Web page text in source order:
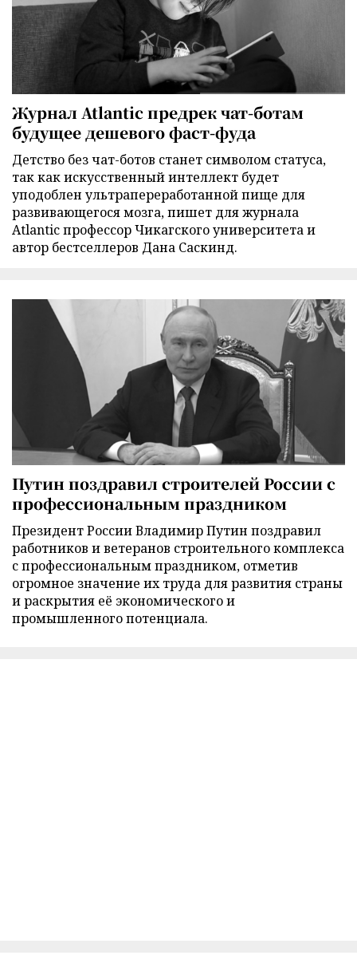
Журнал Atlantic предрек чат-ботам
будущее дешевого фаст-фуда
Детство без чат-ботов станет символом статуса,
так как искусственный интеллект будет
уподоблен ультрапереработанной пище для
развивающегося мозга, пишет для журнала
Atlantic профессор Чикагского университета и
автор бестселлеров Дана Саскинд.
Путин поздравил строителей России с
профессиональным праздником
Президент России Владимир Путин поздравил
работников и ветеранов строительного комплекса
с профессиональным праздником, отметив
огромное значение их труда для развития страны
и раскрытия её экономического и
промышленного потенциала.